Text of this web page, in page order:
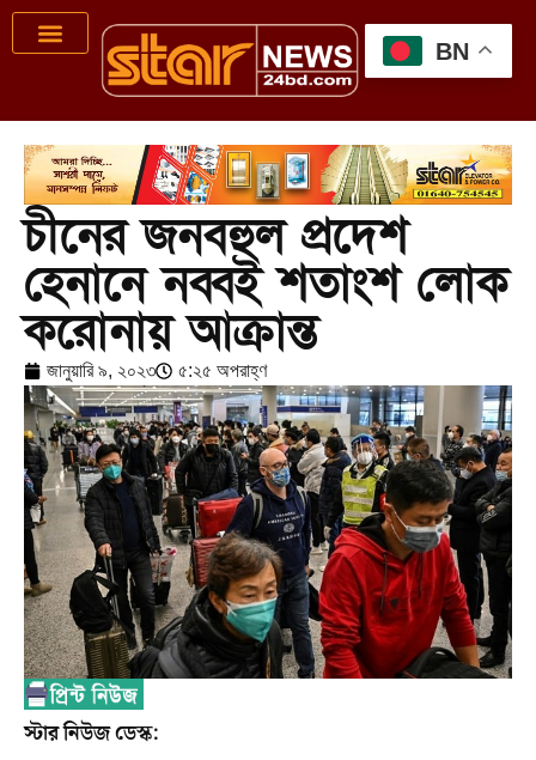
চীনের জনবহুল প্রদেশ
হেনানে নব্বই শতাংশ লোক
করোনায় আক্রান্ত
জানুয়ারি ৯, ২০২৩ ৫:২৫ অপরাহ্ণ
স্টার নিউজ ডেস্ক:
BN